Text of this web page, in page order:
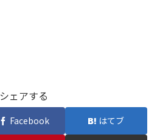
シェアする
Facebook はてブ